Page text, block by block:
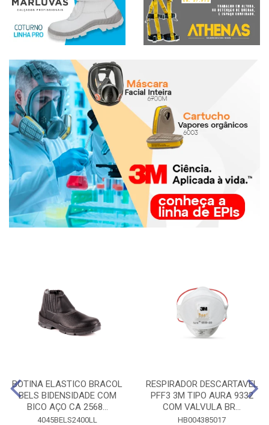
BOTINA ELASTICO BRACOL
BELS BIDENSIDADE COM
BICO AÇO CA 2568...
4045BELS2400LL
RESPIRADOR DESCARTAVEL
PFF3 3M TIPO AURA 9332
COM VALVULA BR...
HB004385017